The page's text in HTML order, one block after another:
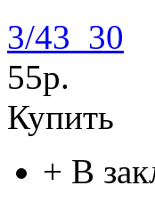
3/43_30
55р.
Купить
+ В